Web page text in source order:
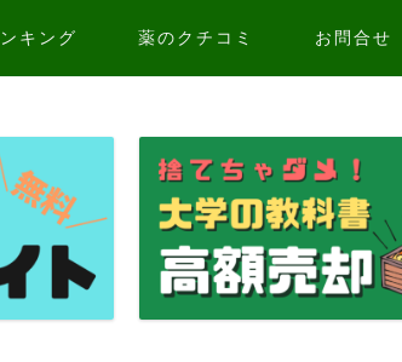
キング 薬のクチコミ お問合せ